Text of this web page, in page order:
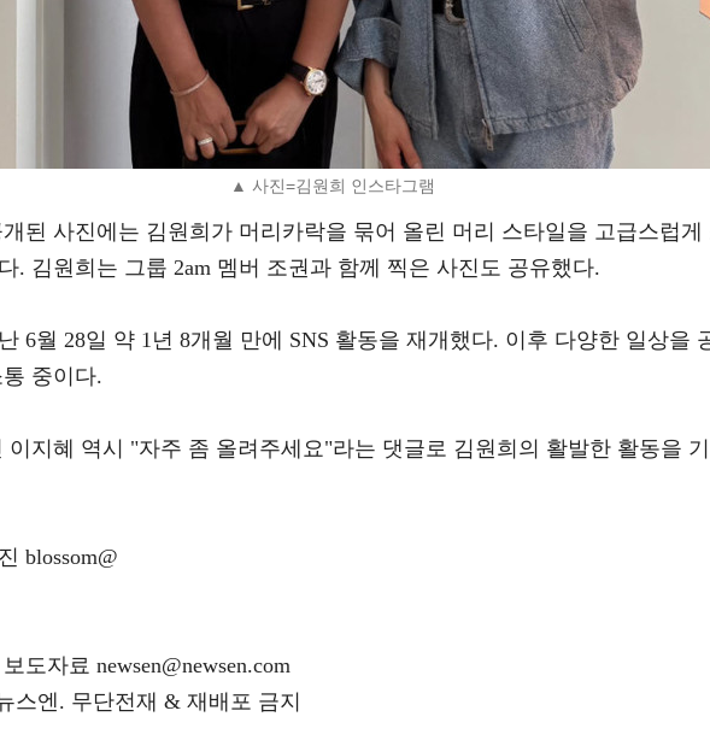
▲ 사진=김원희 인스타그램
된 사진에는 김원희가 머리카락을 묶어 올린 머리 스타일을 고급스럽게
. 김원희는 그룹 2am 멤버 조권과 함께 찍은 사진도 공유했다.
6월 28일 약 1년 8개월 만에 SNS 활동을 재개했다. 이후 다양한 일상을
중이다.
이지혜 역시 "자주 좀 올려주세요"라는 댓글로 김원희의 활발한 활동을
blossom@
도자료 newsen@newsen.com
스엔. 무단전재 & 재배포 금지